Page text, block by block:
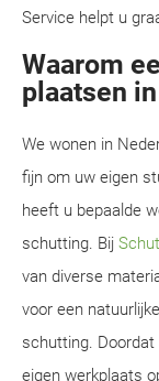
Service helpt u
Waarom
plaatsen
We wonen in
fijn om uw eigen
heeft u bepaalde
schutting. Bij
van diverse
voor een
schutting.
eigen werkplaats